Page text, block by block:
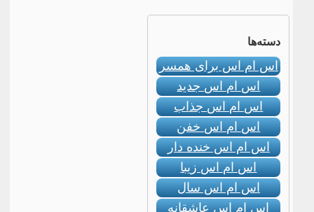
دسته‌ها
اس ام اس برای همسر
اس ام اس جدید
اس ام اس جذاب
اس ام اس خفن
اس ام اس خنده دار
اس ام اس زیبا
اس ام اس سال
اس ام اس عاشقانه